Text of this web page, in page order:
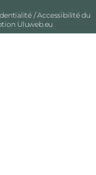
/Accessibilité du
Uluweb.eu